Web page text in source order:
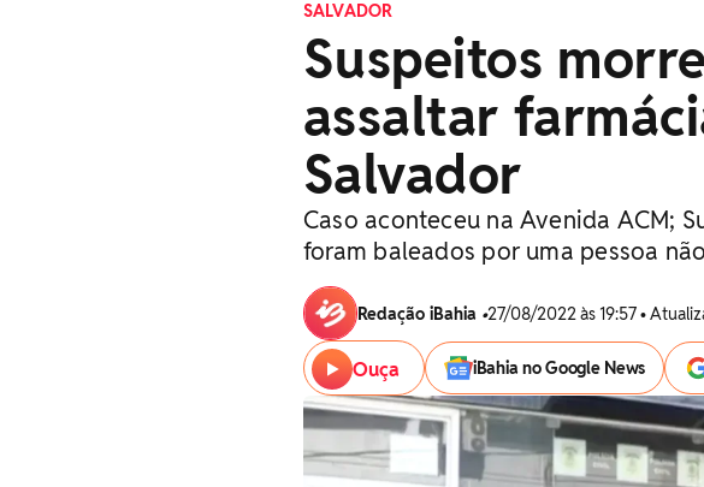
SALVADOR
Suspeitos
assaltar
Salvador
Caso aconteceu na Avenida ACM;
foram baleados por uma pessoa
Redação iBahia •27/08/2022 às 19:57 •
Ouça iBahia no Google News